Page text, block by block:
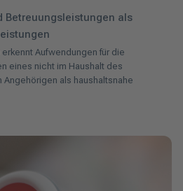
Betreuungsleistungen als
Aufwendungen für die
eines nicht im Haushalt des
als haushaltsnahe